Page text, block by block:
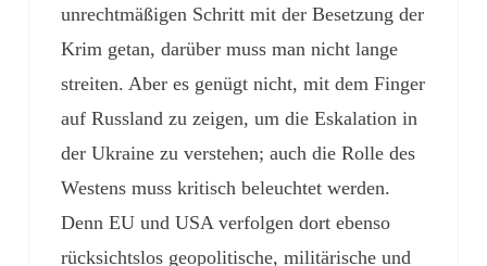
unrechtmäßigen Schritt mit der Besetzung der
Krim getan, darüber muss man nicht lange
streiten. Aber es genügt nicht, mit dem Finger
auf Russland zu zeigen, um die Eskalation in
der Ukraine zu verstehen; auch die Rolle des
Westens muss kritisch beleuchtet werden.
Denn EU und USA verfolgen dort ebenso
rücksichtslos geopolitische, militärische und